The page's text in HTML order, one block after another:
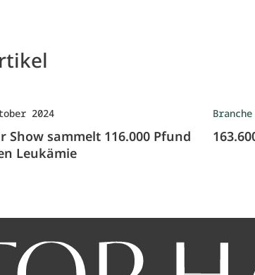
2024
Show sammelt 116.000 Pfund
Leukämie
Branche